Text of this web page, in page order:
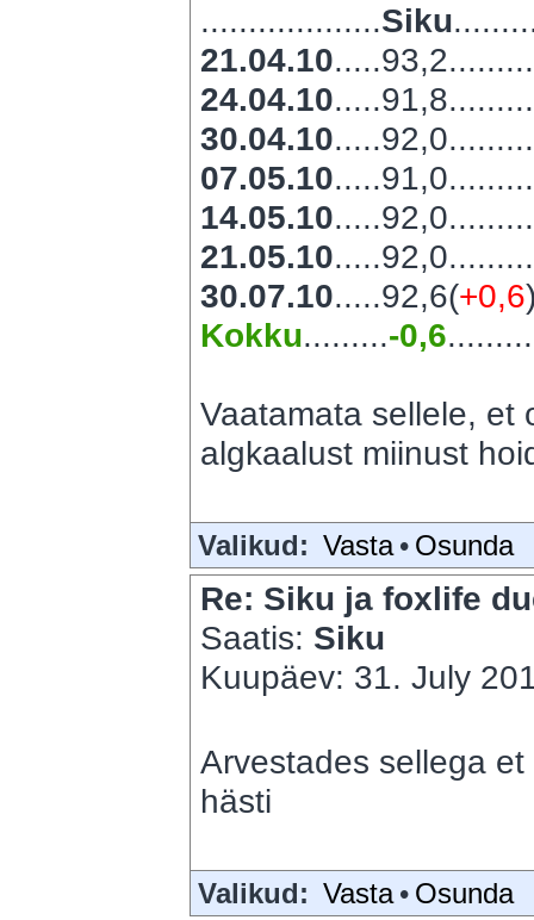
...................Siku
21.04.10
24.04.10
30.04.10
07.05.10
14.05.10
21.05.10
30.07.10.....92,6(+0,6
Kokku.........-0,6
Vaatamata sellele, et
algkaalust miinust
Valikud: Vasta • Osunda
Re: Siku ja foxlife
Saatis: Siku
Kuupäev: 31. July
Arvestades sellega
hästi
Valikud: Vasta • Osunda